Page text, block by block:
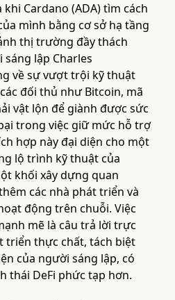
Cardano (ADA) tìm cách
mình bằng cơ sở hạ tầng
thị trường đầy thách
lập Charles
về sự vượt trội kỹ thuật
đối thủ như Bitcoin, mã
vật lộn để giành được sức
trong việc giữ mức hỗ trợ
hợp này đại diện cho một
lộ trình kỹ thuật của
khối xây dựng quan
các nhà phát triển và
động trên chuỗi. Việc
mẽ là câu trả lời trực
triển thực chất, tách biệt
của người sáng lập, có
thái DeFi phức tạp hơn.